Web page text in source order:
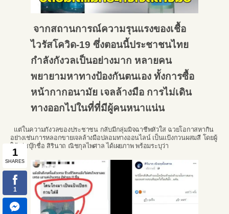
จากสถานการณ์ความรุนแรงของเชื้อ
ไวรัสโควิด-19 ซึ่งตอนนี้ประชาชนไทย
กำลังกังวลเป็นอย่างมาก หลายคน
พยายามหาทางป้องกันตนเอง ทั้งการซื้อ
หน้ากากอนามัย เจลล้างมือ การไม่เดิน
ทางออกไปในที่ที่มีผู้คนหนาแน่น
แต่ในความกังวลของประชาชน กลับมีกลุ่มมิจฉาชีพหัวใส ฉวยโอกาสหากิน
อย่างเช่นการหลอกขายเจลล้างมือปลอมทางออนไลน์ เป็นแป้งกวนผสมสี โดยผู้
ใช้เฟซบุ๊กชื่อ สิรินาถ ณิชกุลไพศาล ได้เผยภาพ พร้อมระบุว่า